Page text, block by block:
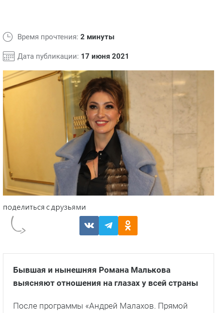
Время прочтения: 2 минуты
Дата публикации: 17 июня 2021
Бывшая и нынешняя Романа Малькова
выясняют отношения на глазах у всей страны
После программы «Андрей Малахов. Прямой